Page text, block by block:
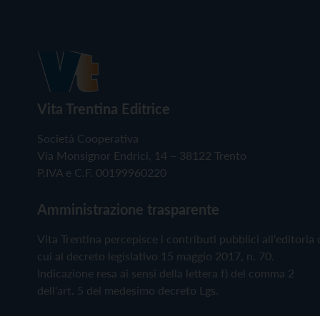
Vita Trentina Editrice
Società Cooperativa
Via Monsignor Endrici, 14 – 38122 Trento
P.IVA e C.F. 00199960220
Amministrazione trasparente
Vita Trentina percepisce i contributi pubblici all'editoria
cui al decreto legislativo 15 maggio 2017, n. 70.
Indicazione resa ai sensi della lettera f) del comma 2
dell'art. 5 del medesimo decreto Lgs.